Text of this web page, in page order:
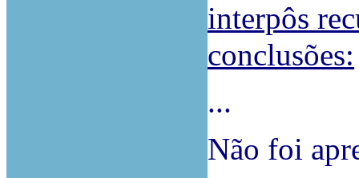
interpôs
conclusões:
...
Não foi